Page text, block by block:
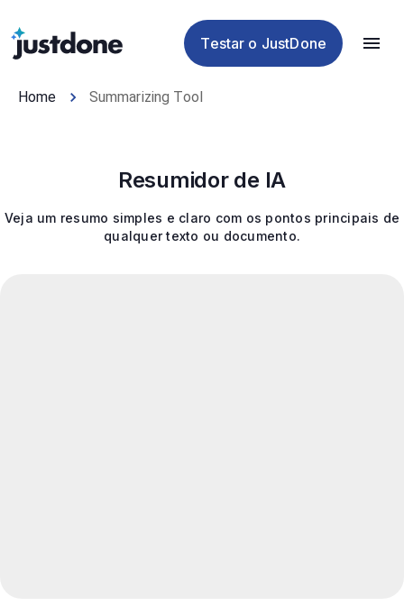
Testar o JustDone
Home Summarizing Tool
Resumidor de IA
Veja um resumo simples e claro com os pontos principais de
qualquer texto ou documento.